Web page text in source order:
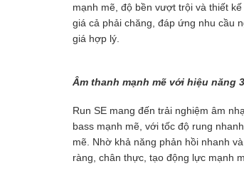
mạnh mẽ, độ bền vượt trội và thiết
giá cả phải chăng, đáp ứng nhu cầu
giá hợp lý.
Âm thanh mạnh mẽ với hiệu năng
Run SE mang đến trải nghiệm âm
bass mạnh mẽ, với tốc độ rung
mẽ. Nhờ khả năng phản hồi nhanh
ràng, chân thực, tạo động lực mạnh